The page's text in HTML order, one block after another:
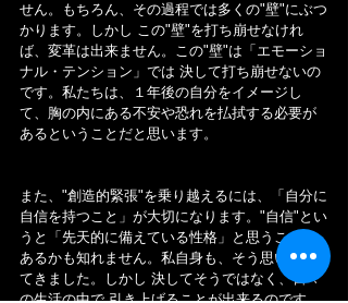
せん。もちろん、その過程では多くの"壁"にぶつ
かります。しかし この"壁"を打ち崩せなけれ
ば、変革は出来ません。この"壁"は「エモーショ
ナル・テンション」では 決して打ち崩せないの
です。私たちは、１年後の自分をイメージし
て、胸の内にある不安や恐れを払拭する必要が
あるということだと思います。
また、"創造的緊張"を乗り越えるには、「自分に
自信を持つこと」が大切になります。"自信"とい
うと「先天的に備えている性格」と思うことも
あるかも知れません。私自身も、そう思い続け
てきました。しかし 決してそうではなく、日々
の生活の中で 引き上げることが出来るのです。